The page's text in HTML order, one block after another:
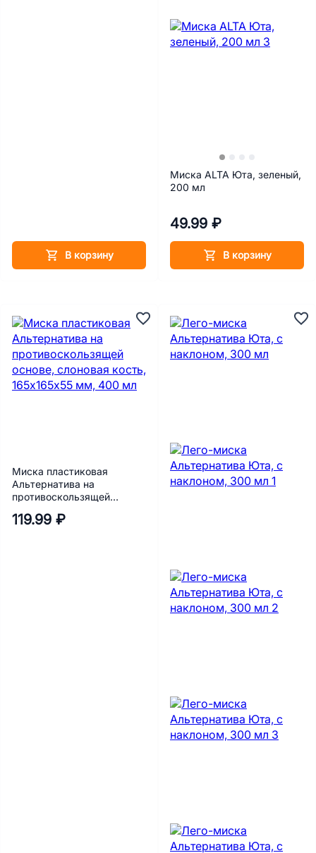
В корзину
Миска ALTA Юта, зеленый,
200 мл
49.99 ₽
В корзину
Миска пластиковая
Альтернатива на
противоскользящей
165х165х55 мм, 400 мл
119.99 ₽